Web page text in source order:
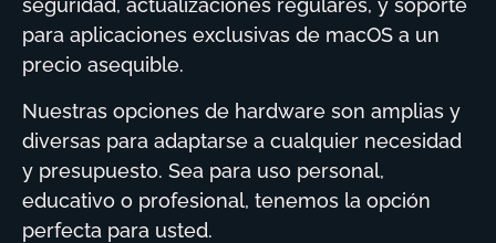
seguridad, actualizaciones regulares, y soporte
para aplicaciones exclusivas de macOS a un
precio asequible.
Nuestras opciones de hardware son amplias y
diversas para adaptarse a cualquier necesidad
y presupuesto. Sea para uso personal,
educativo o profesional, tenemos la opción
perfecta para usted.